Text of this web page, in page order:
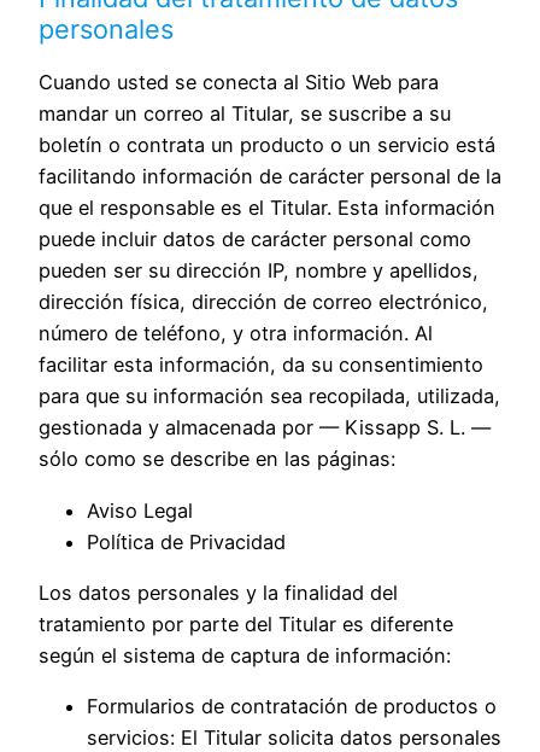
personales
Cuando usted se conecta al Sitio Web para
mandar un correo al Titular, se suscribe a su
boletín o contrata un producto o un servicio está
facilitando información de carácter personal de la
que el responsable es el Titular. Esta información
puede incluir datos de carácter personal como
pueden ser su dirección IP, nombre y apellidos,
dirección física, dirección de correo electrónico,
número de teléfono, y otra información. Al
facilitar esta información, da su consentimiento
para que su información sea recopilada, utilizada,
gestionada y almacenada por — Kissapp S. L. —
sólo como se describe en las páginas:
Aviso Legal
Política de Privacidad
Los datos personales y la finalidad del
tratamiento por parte del Titular es diferente
según el sistema de captura de información:
Formularios de contratación de productos o
servicios: El Titular solicita datos personales